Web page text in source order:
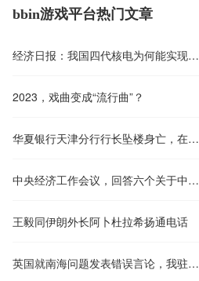
bbin游戏平台热门文章
经济日报：我国四代核电为何能实现领跑
2023，戏曲变成“流行曲”？
华夏银行天津分行行长坠楼身亡，在任刚满三年
中央经济工作会议，回答六个关于中国经济的重要问题
王毅同伊朗外长阿卜杜拉希扬通电话
英国就南海问题发表错误言论，我驻英使馆：提出严正交涉